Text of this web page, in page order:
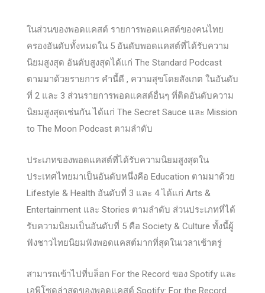
ในส่วนของพอดแคสต์ รายการพอดแคสต์ของคนไทย
ครองอันดับทั้งหมดใน 5 อันดับพอดแคสต์ที่ได้รับความ
นิยมสูงสุด อันดับสูงสุดได้แก่ The Standard Podcast
ตามมาด้วยรายการ คำนี้ดี , ความสุขโดยสังเกต ในอันดับ
ที่ 2 และ 3 ส่วนรายการพอดแคสต์อื่นๆ ที่ติดอันดับความ
นิยมสูงสุดเช่นกัน ได้แก่ The Secret Sauce และ Mission
to The Moon Podcast ตามลำดับ
ประเภทของพอดแคสต์ที่ได้รับความนิยมสูงสุดใน
ประเทศไทยมาเป็นอันดับหนึ่งคือ Education ตามมาด้วย
Lifestyle & Health อันดับที่ 3 และ 4 ได้แก่ Arts &
Entertainment และ Stories ตามลำดับ ส่วนประเภทที่ได้
รับความนิยมเป็นอันดับที่ 5 คือ Society & Culture ทั้งนี้ผู้
ฟังชาวไทยนิยมฟังพอดแคสต์มากที่สุดในเวลาเช้าตรู่
สามารถเข้าไปที่บล็อก For the Record ของ Spotify และ
เอพิโซดล่าสุดของพอดแคสต์ Spotify: For the Record